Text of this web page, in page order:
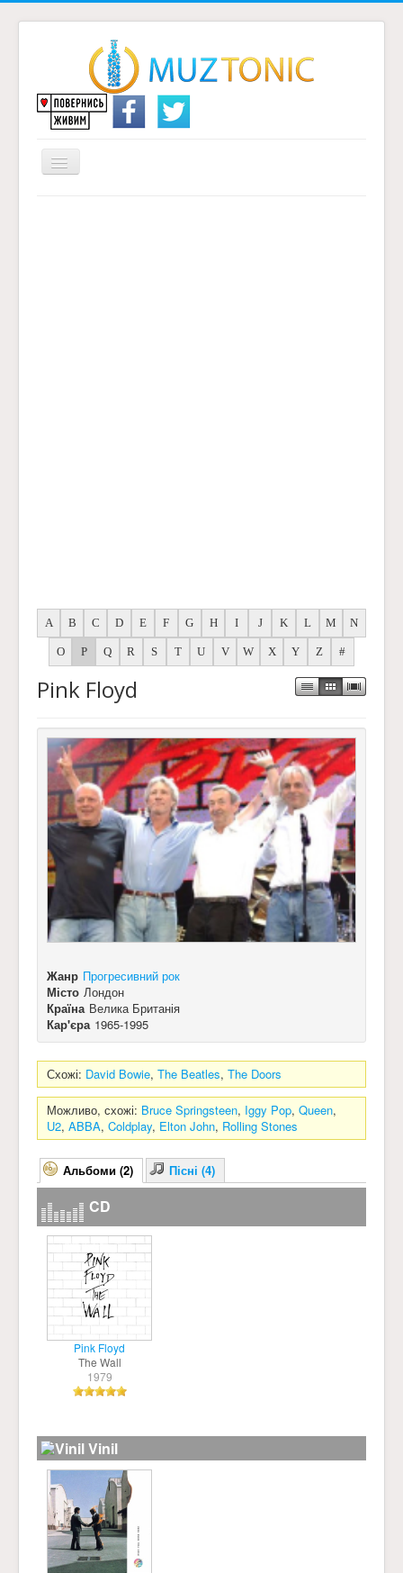
Перемикач
навігації
A B C D E F G H I J K L M N
O P Q R S T U V W X Y Z #
Pink Floyd
Жанр Прогресивний рок
Місто Лондон
Країна Велика Британія
Кар'єра 1965-1995
Схожі: David Bowie, The Beatles, The Doors
Можливо, схожі: Bruce Springsteen, Iggy Pop, Queen,
U2, ABBA, Coldplay, Elton John, Rolling Stones
Альбоми (2) Пісні (4)
CD
Pink Floyd
The Wall
1979
Vinil